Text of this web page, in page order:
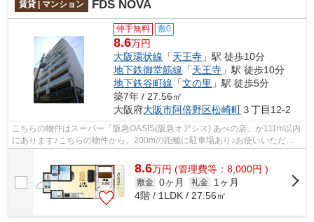
賃貸 | マンション FDS NOVA
仲手無料 敷0
8.6万円
大阪環状線 「天王寺 」駅 徒歩10分
地下鉄御堂筋線 「天王寺 」駅 徒歩10分
地下鉄谷町線 「文の里 」駅 徒歩5分
築7年 / 27.56㎡
大阪府大阪市阿倍野区松崎町３丁目12-2
こちらの物件はスーパー「阪急OASIS(阪急オアシス) あべの店」が111m以内
にあります♪こちらの物件から、200mの距離に駐車場あり♪お使いいただけ
る駅は2駅あり、行き先に応じて使い分け...
8.6万円 (管理費等：8,000円 )
敷金 0ヶ月 礼金
1ヶ月
4階 / 1LDK / 27.56㎡